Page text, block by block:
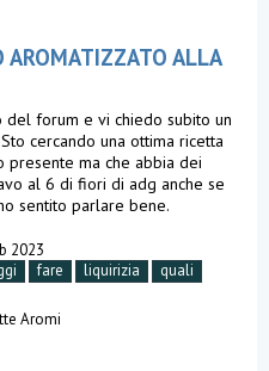
AROMATIZZATO ALLA
del forum e vi chiedo subito un
cercando una ottima ricetta
presente ma che abbia dei
al 6 di fiori di adg anche se
sentito parlare bene.
2023
fare liquirizia
quali
Aromi